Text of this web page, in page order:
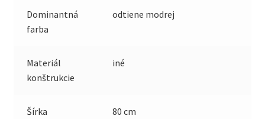
Dominantná
farba
odtiene modrej
Materiál
konštrukcie
iné
Šírka
80 cm